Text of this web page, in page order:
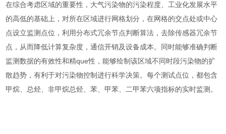
在综合考虑区域的重要性，大气污染物的污染程度、工业化发展水平
的高低的基础上，对所在区域进行网格划分，在网格的交点处或中心
点设立监测点位，利用分布式冗余节点判断算法，去除传感器冗余节
点，从而降低计算复杂度，通信开销及设备成本。同时能够准确判断
监测数据的有效性和精que性，能够绘制该区域不同时段污染物的扩
散趋势，有利于对污染物控制进行科学决策。每个测试点位，都包含
甲烷、总烃、非甲烷总烃、苯、甲苯、二甲苯六项指标的实时监测。